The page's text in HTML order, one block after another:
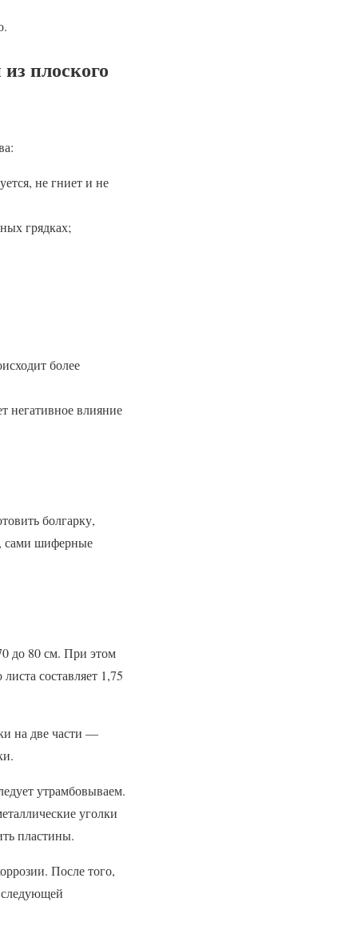
плоского
не гниет и не
грядках;
более
негативное влияние
болгарку,
сами шиферные
до 80 см. При этом
составляет 1,75
на две части —
утрамбовываем.
уголки
пластины.
После того,
следующей